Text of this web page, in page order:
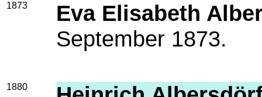
1873
Eva Elisabeth
September 1873.
1880